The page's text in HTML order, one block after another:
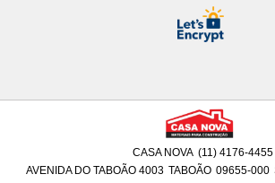
CASA NOVA (11) 4176-4455
AVENIDA DO TABOÃO 4003 TABOÃO 09655-000